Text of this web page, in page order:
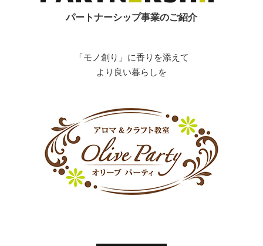
パートナーシップ事業のご紹介
「モノ創り」に香りを添えて
より良い暮らしを